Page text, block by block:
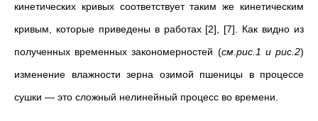
кинетических кривых соответствует таким же кинетическим
кривым, которые приведены в работах [2], [7]. Как видно из
полученных временных закономерностей (см.рис.1 и рис.2)
изменение влажности зерна озимой пшеницы в процессе
сушки — это сложный нелинейный процесс во времени.